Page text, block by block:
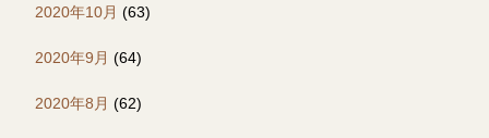
2020年10月 (63)
2020年9月 (64)
2020年8月 (62)